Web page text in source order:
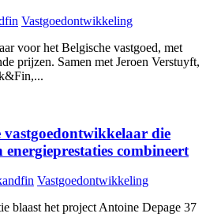
Vastgoedontwikkeling
voor het Belgische vastgoed, met
prijzen. Samen met Jeroen Verstuyft,
die
energieprestaties combineert
Vastgoedontwikkeling
blaast het project Antoine Depage 37